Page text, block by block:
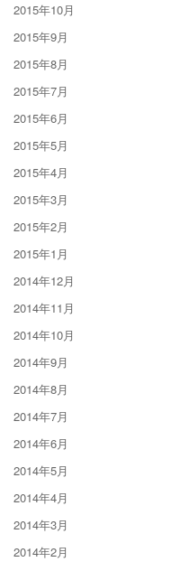
2015年10月
2015年9月
2015年8月
2015年7月
2015年6月
2015年5月
2015年4月
2015年3月
2015年2月
2015年1月
2014年12月
2014年11月
2014年10月
2014年9月
2014年8月
2014年7月
2014年6月
2014年5月
2014年4月
2014年3月
2014年2月